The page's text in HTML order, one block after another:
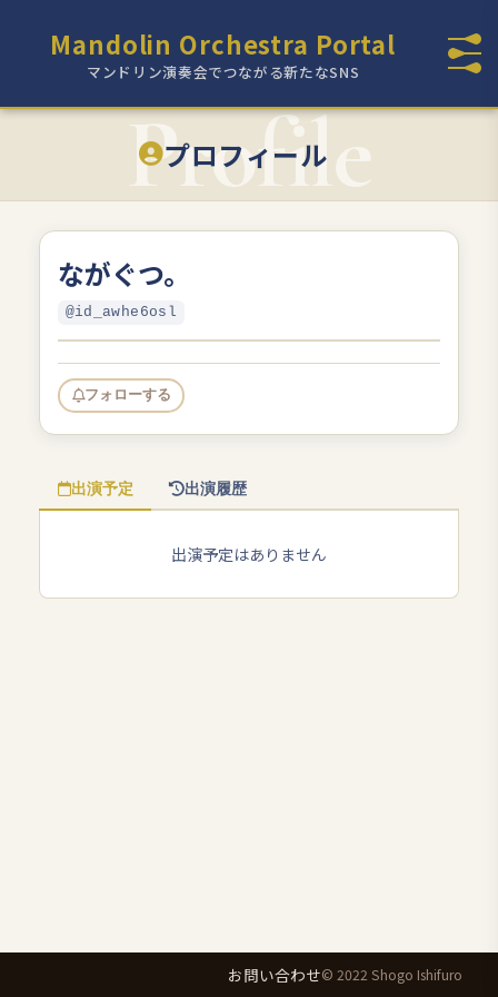
Mandolin Orchestra Portal
マンドリン演奏会でつながる新たなSNS
プロフィール
ながぐつ。
@id_awhe6osl
フォローする
出演予定 出演履歴
出演予定はありません
お問い合わせ© 2022 Shogo Ishifuro